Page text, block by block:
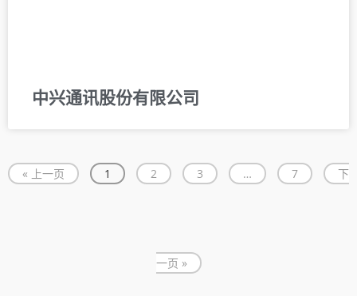
中兴通讯股份有限公司
« 上一页 1 2 3 … 7 下
一页 »